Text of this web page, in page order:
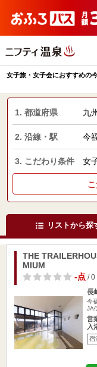
女子旅・女子会におすすめの
1. 都道府県 九
2. 沿線・駅 今
3. こだわり条件 女
リストから探
THE
MIUM
-点/ 0
長
今
JA
営
入
宿